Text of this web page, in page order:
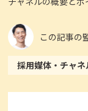
この記事の
採用媒体・チャネ